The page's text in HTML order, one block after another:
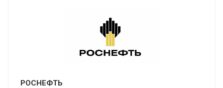
РОСНЕФТЬ